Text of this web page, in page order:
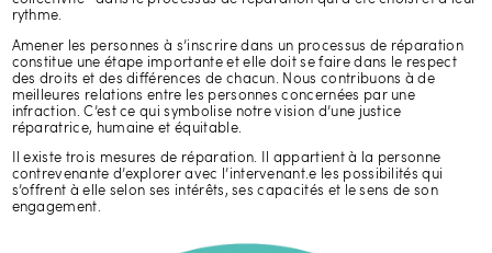
rythme.
Amener les personnes à s’inscrire dans un processus de réparation
constitue une étape importante et elle doit se faire dans le respect
des droits et des différences de chacun. Nous contribuons à de
meilleures relations entre les personnes concernées par une
infraction. C’est ce qui symbolise notre vision d’une justice
réparatrice, humaine et équitable.
Il existe trois mesures de réparation. Il appartient à la personne
contrevenante d’explorer avec l’intervenant.e les possibilités qui
s’offrent à elle selon ses intérêts, ses capacités et le sens de son
engagement.